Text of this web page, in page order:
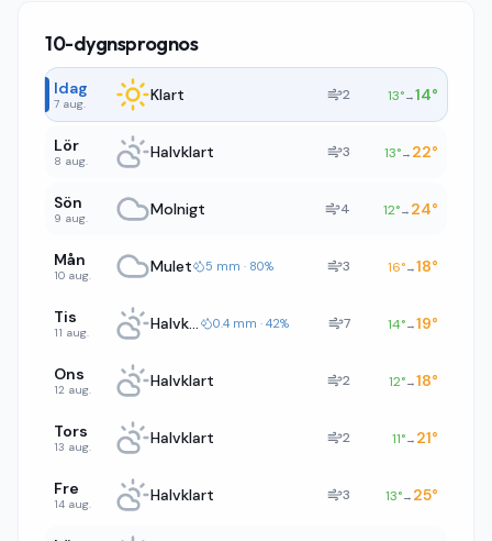
10-dygnsprognos
Idag
7 aug. Klart 2 13°→14°
Lör
8 aug. Halvklart 3 13°→ 22°
Sön
9 aug. Molnigt 4 12°→ 24°
Mån
10 aug. Mulet 5 mm · 80% 3 16°→18°
Tis
11 aug. Halvklart 0.4 mm · 42% 7 14°→19°
Ons
12 aug. Halvklart 2 12°→18°
Tors
13 aug. Halvklart 2 11°→ 21°
Fre
14 aug. Halvklart 3 13°→ 25°